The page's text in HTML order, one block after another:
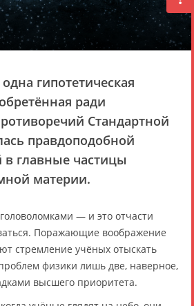
гипотетическая
ради
Стандартной
правдоподобной
в главные частицы
материи.
— и это отчасти
Поражающие воображение
стремление учёных отыскать
физики лишь две, наверное,
высшего приоритета.